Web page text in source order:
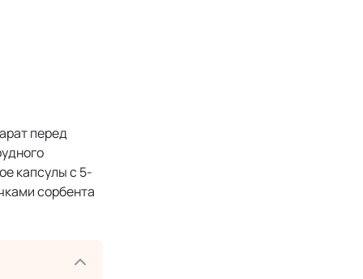
перед
капсулы с 5-
сорбента